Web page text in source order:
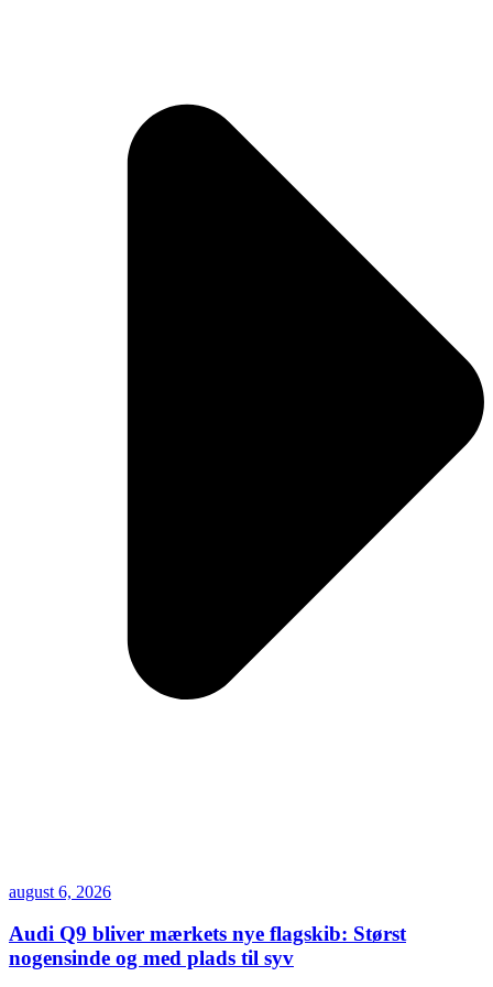
august 6, 2026
Audi Q9 bliver mærkets nye flagskib: Størst
nogensinde og med plads til syv